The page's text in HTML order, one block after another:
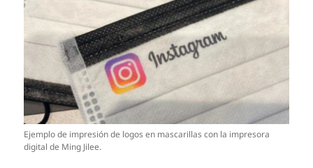
Ejemplo de impresión de logos en mascarillas con la impresora
digital de Ming Jilee.